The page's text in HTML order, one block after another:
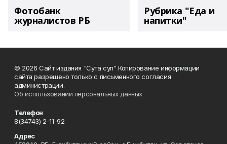
Фотобанк
журналистов РБ
Рубрика "Еда и
напитки"
© 2026 Сайт издания "Сута сул" Копирование информации
сайта разрешено только с письменного согласия
администрации.
Об использовании персональных данных
Телефон
8(34743) 2-11-92
Адрес